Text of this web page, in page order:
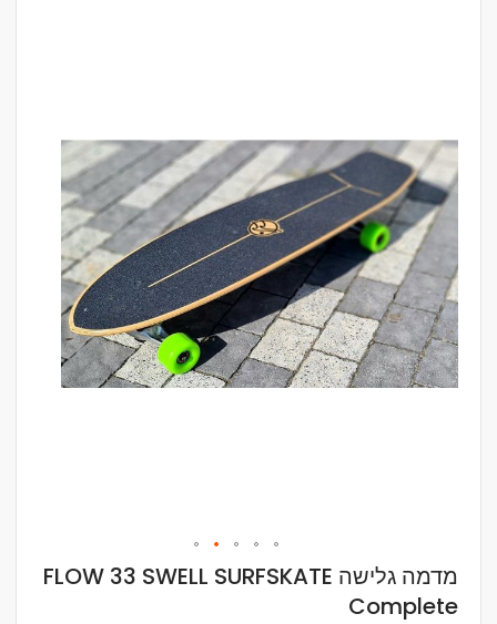
לדלג
להתחלה
של
מדמה גלישה FLOW 33 SWELL SURFSKATE
Complete